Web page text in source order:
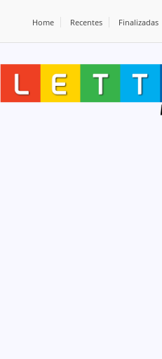
Home Recentes Finalizadas